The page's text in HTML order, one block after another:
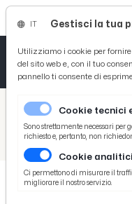
/
Brescia-Benevento 1-0: voci Caserta (“Perdere
Gestisci la tua
Utilizziamo i cookie per
del sito web e, con il tuo
pannello ti consente di
Cookie tecnici
Sono strettamente necessari
richiesto e, pertanto, non
Cookie
Ci permettono di misurare il
migliorare il nostro servizio.
Tutto News
Tutto Sport
Basket
Ciclismo
Tutto Curiosità